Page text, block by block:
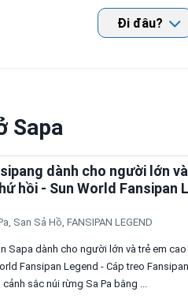
Đi đâu?
Sapa
dành cho người lớn
hồi - Sun World Fansipan
San Sả Hồ, FANSIPAN LEGEND
Sapa dành cho người lớn và trẻ em cao
Fansipan Legend - Cáp treo
sắc núi rừng Sa Pa bằng ...